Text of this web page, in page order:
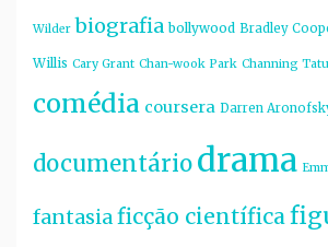
Wilder biografia bollywood Bradley
Willis Cary Grant Chan-wook Park Channing
comédia coursera Darren
documentáriodrama
fantasiaficção científica